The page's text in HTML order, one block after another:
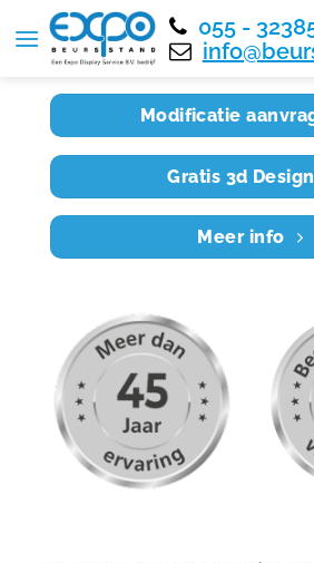
055 -
Home RE8X6 009
Modificatie
Gratis 3d Design
Meer info